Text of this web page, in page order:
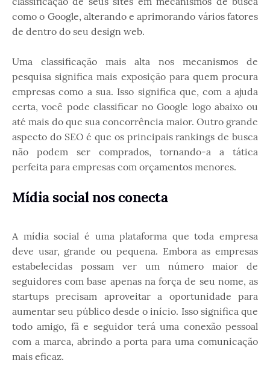
como o Google, alterando e aprimorando vários fatores
de dentro do seu design web.
Uma classificação mais alta nos mecanismos de
pesquisa significa mais exposição para quem procura
empresas como a sua. Isso significa que, com a ajuda
certa, você pode classificar no Google logo abaixo ou
até mais do que sua concorrência maior. Outro grande
aspecto do SEO é que os principais rankings de busca
não podem ser comprados, tornando-a a tática
perfeita para empresas com orçamentos menores.
Mídia social nos conecta
A mídia social é uma plataforma que toda empresa
deve usar, grande ou pequena. Embora as empresas
estabelecidas possam ver um número maior de
seguidores com base apenas na força de seu nome, as
startups precisam aproveitar a oportunidade para
aumentar seu público desde o início. Isso significa que
todo amigo, fã e seguidor terá uma conexão pessoal
com a marca, abrindo a porta para uma comunicação
mais eficaz.